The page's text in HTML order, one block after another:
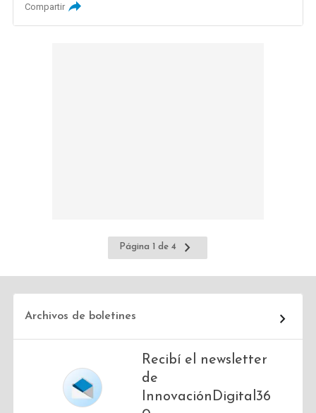
Compartir
Página 1 de 4
Ir
a
Archivos de boletines
Recibí el newsletter
de
InnovaciónDigital36